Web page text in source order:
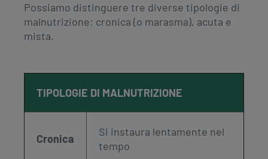
Possiamo distinguere tre diverse tipologie di
malnutrizione: cronica (o marasma), acuta e
mista.
TIPOLOGIE DI MALNUTRIZIONE
Cronica
Si instaura lentamente nel
tempo